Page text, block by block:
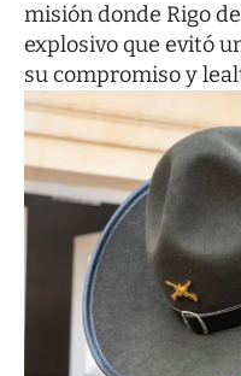
misión donde Rigo
explosivo que evitó
su compromiso y